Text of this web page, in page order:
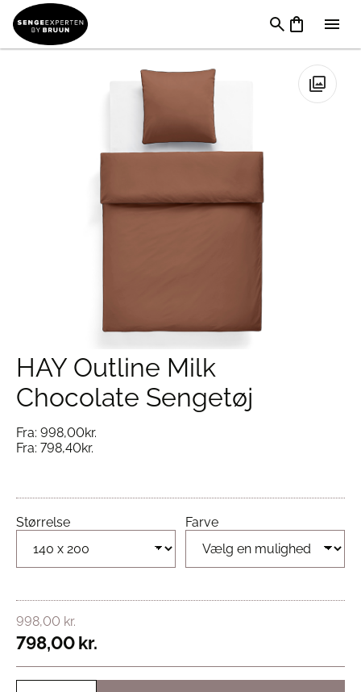
TILBUD → FØDSELSDAG Sengetøj & Lagner I Tilbud →
HAY
Outline Milk Chocolate Sengetøj
🔍
HAY Outline Milk
Chocolate Sengetøj
Fra: 998,00kr.
Fra: 798,40kr.
Størrelse Farve
998,00 kr.
798,00kr.